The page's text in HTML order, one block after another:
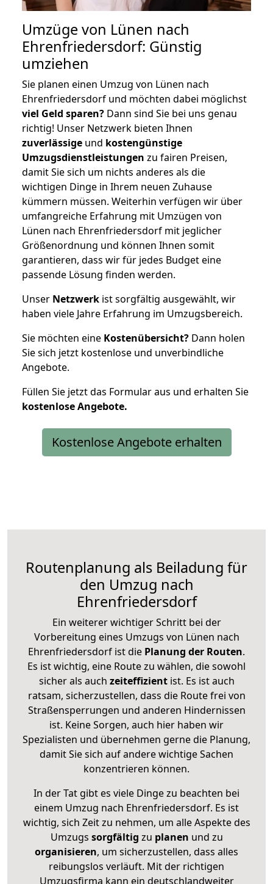
Umzüge von Lünen nach
Ehrenfriedersdorf: Günstig
umziehen
Sie planen einen Umzug von Lünen nach
Ehrenfriedersdorf und möchten dabei möglichst
viel Geld sparen? Dann sind Sie bei uns genau
richtig! Unser Netzwerk bieten Ihnen
zuverlässige und kostengünstige
Umzugsdienstleistungen zu fairen Preisen,
damit Sie sich um nichts anderes als die
wichtigen Dinge in Ihrem neuen Zuhause
kümmern müssen. Weiterhin verfügen wir über
umfangreiche Erfahrung mit Umzügen von
Lünen nach Ehrenfriedersdorf mit jeglicher
Größenordnung und können Ihnen somit
garantieren, dass wir für jedes Budget eine
passende Lösung finden werden.
Unser Netzwerk ist sorgfältig ausgewählt, wir
haben viele Jahre Erfahrung im Umzugsbereich.
Sie möchten eine Kostenübersicht? Dann holen
Sie sich jetzt kostenlose und unverbindliche
Angebote.
Füllen Sie jetzt das Formular aus und erhalten Sie
kostenloseAngebote.
Kostenlose Angebote erhalten
Routenplanung als Beiladung für
den Umzug nach
Ehrenfriedersdorf
Ein weiterer wichtiger Schritt bei der
Vorbereitung eines Umzugs von Lünen nach
Ehrenfriedersdorf ist die Planung der Routen.
Es ist wichtig, eine Route zu wählen, die sowohl
sicher als auch zeiteffizientist. Es ist auch
ratsam, sicherzustellen, dass die Route frei von
Straßensperrungen und anderen Hindernissen
ist. Keine Sorgen, auch hier haben wir
Spezialisten und übernehmen gerne die Planung,
damit Sie sich auf andere wichtige Sachen
konzentrieren können.
In der Tat gibt es viele Dinge zu beachten bei
einem Umzug nach Ehrenfriedersdorf. Es ist
wichtig, sich Zeit zu nehmen, um alle Aspekte des
Umzugs sorgfältig zu planen und zu
organisieren, um sicherzustellen, dass alles
reibungslos verläuft. Mit der richtigen
Umzugsfirma kann ein deutschlandweiter